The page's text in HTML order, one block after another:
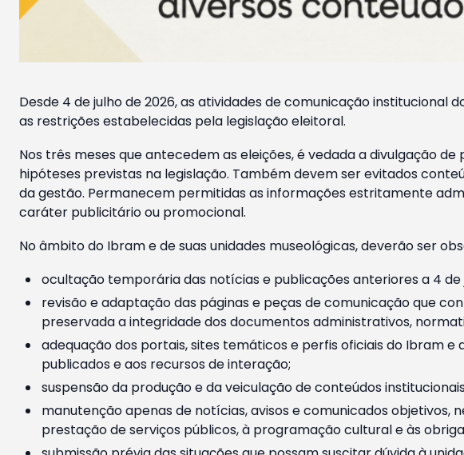
Desde 4 de julho de 2026, as atividades de comunicação institucional
as restrições estabelecidas pela legislação eleitoral.
Nos três meses que antecedem as eleições, é vedada a divulgação
hipóteses previstas na legislação. Também devem ser evitados
da gestão. Permanecem permitidas as informações estritamente
caráter publicitário ou promocional.
No âmbito do Ibram e de suas unidades museológicas, deverão ser
ocultação temporária das notícias e publicações anteriores a 4
revisão e adaptação das páginas e peças de comunicação que
preservada a integridade dos documentos administrativos,
adequação dos portais, sites temáticos e perfis oficiais do Ibram e
publicados e aos recursos de interação;
suspensão da produção e da veiculação de conteúdos
manutenção apenas de notícias, avisos e comunicados
prestação de serviços públicos, à programação cultural e às